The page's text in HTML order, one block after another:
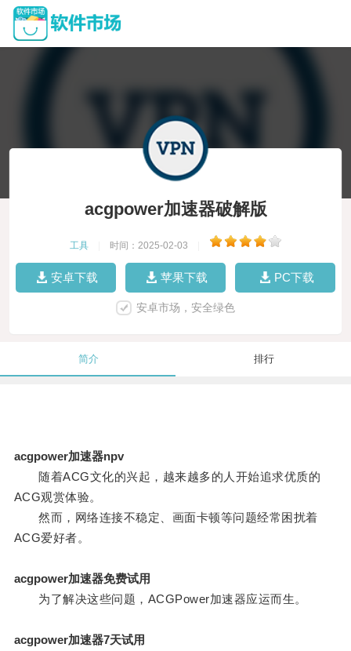
acgpower加速器破解版
工具 时间：2025-02-03
安卓下载 苹果下载 PC下载
安卓市场，安全绿色
简介 排行
acgpower加速器npv
随着ACG文化的兴起，越来越多的人开始追求优质的
ACG观赏体验。
然而，网络连接不稳定、画面卡顿等问题经常困扰着
ACG爱好者。
acgpower加速器免费试用
为了解决这些问题，ACGPower加速器应运而生。
acgpower加速器7天试用